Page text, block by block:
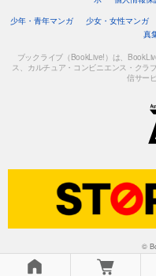
少年・青年マンガ
少女・女性マンガ
真
ブックライブ（BookLive!）は、
ス、カルチュア・コンビニエンス・クラ
信サー
©